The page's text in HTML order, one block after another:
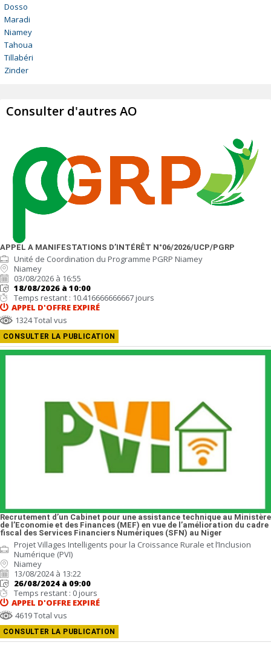
Dosso
Maradi
Niamey
Tahoua
Tillabéri
Zinder
Consulter d'autres AO
APPEL A MANIFESTATIONS D’INTÉRÊT N°06/2026/UCP/PGRP
Unité de Coordination du Programme PGRP Niamey
Niamey
03/08/2026 à 16:55
18/08/2026 à 10:00
Temps restant : 10.416666666667 jours
APPEL D'OFFRE EXPIRÉ
1324 Total vus
CONSULTER LA PUBLICATION
Recrutement d’un Cabinet pour une assistance technique au Ministère
de l’Economie et des Finances (MEF) en vue de l’amélioration du cadre
fiscal des Services Financiers Numériques (SFN) au Niger
Projet Villages Intelligents pour la Croissance Rurale et l’Inclusion
Numérique (PVI)
Niamey
13/08/2024 à 13:22
26/08/2024 à 09:00
Temps restant : 0 jours
APPEL D'OFFRE EXPIRÉ
4619 Total vus
CONSULTER LA PUBLICATION